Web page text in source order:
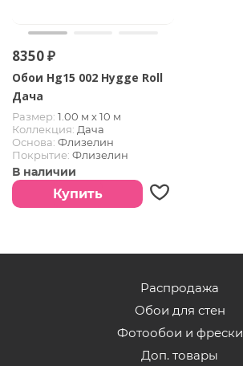
8350 ₽
Обои Hg15 002 Hygge Roll
Дача
Размер: 1.00 м х 10 м
Коллекция: Дача
Основа: Флизелин
Покрытие: Флизелин
В наличии
Купить
Распродажа
Обои для стен
Фотообои и фрески
Доп. товары